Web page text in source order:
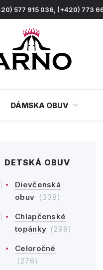
577 915 036, (+420) 773
DÁMSKA OBUV
DETSKÁ OBUV
Dievčenská
obuv (338)
Chlapčenské
topánky (298)
Celoročné
(276)